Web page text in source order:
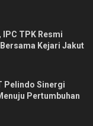
TPK Resmi
Kejari Jakut
Pelindo Sinergi
Pertumbuhan